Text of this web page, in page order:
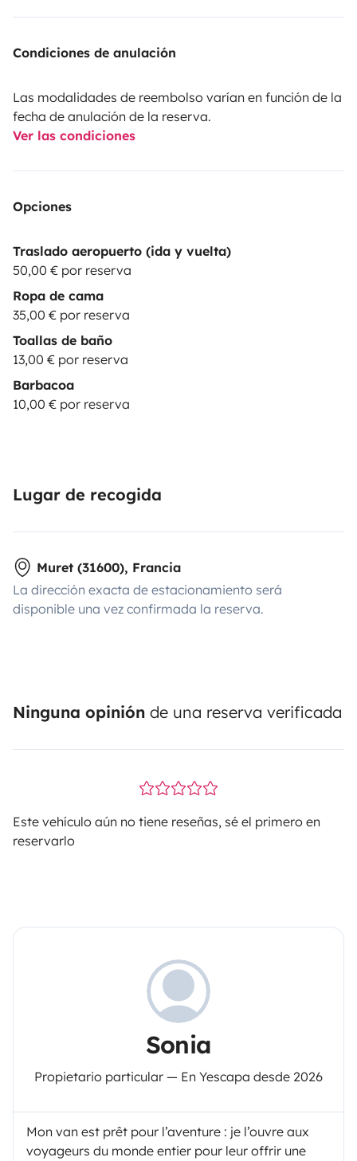
Condiciones de anulación
Las modalidades de reembolso varían en función de la
fecha de anulación de la reserva.
Ver las condiciones
Opciones
Traslado aeropuerto (ida y vuelta)
50,00 € por reserva
Ropa de cama
35,00 € por reserva
Toallas de baño
13,00 € por reserva
Barbacoa
10,00 € por reserva
Lugar de recogida
Muret (31600), Francia
La dirección exacta de estacionamiento será
disponible una vez confirmada la reserva.
Ninguna opinión de una reserva verificada
Este vehículo aún no tiene reseñas, sé el primero en
reservarlo
Sonia
Propietario particular — En Yescapa desde 2026
Mon van est prêt pour l’aventure : je l’ouvre aux
voyageurs du monde entier pour leur offrir une